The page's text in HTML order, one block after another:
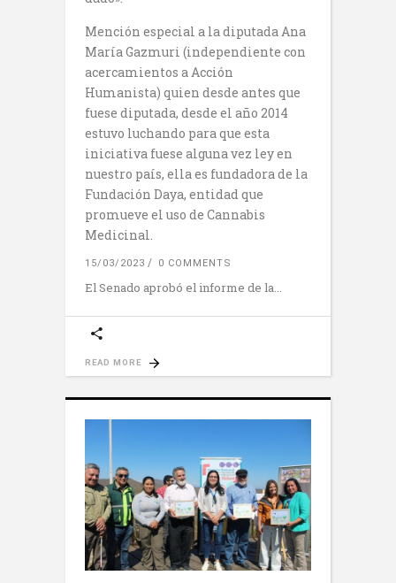
Mención especial a la diputada Ana
María Gazmuri (independiente con
acercamientos a Acción
Humanista) quien desde antes que
fuese diputada, desde el año 2014
estuvo luchando para que esta
iniciativa fuese alguna vez ley en
nuestro país, ella es fundadora de la
Fundación Daya, entidad que
promueve el uso de Cannabis
Medicinal.
15/03/2023 0 COMMENTS
El Senado aprobó el informe de la
READ MORE